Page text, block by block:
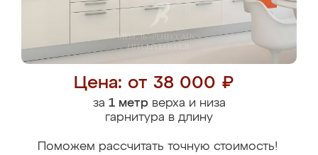
Цена: от 38 000 ₽
за 1 метрверха и низа
гарнитура в длину
Поможем рассчитать точную стоимость!